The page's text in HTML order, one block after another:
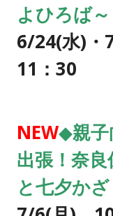
よひろば～
6/24(水)
11：30
NEW◆親
出張！奈
と七夕か